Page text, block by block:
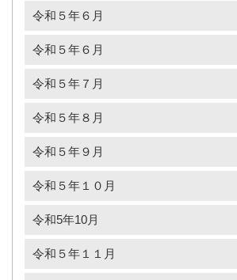
令和５年６月
令和５年６月
令和５年７月
令和５年８月
令和５年９月
令和５年１０月
令和5年10月
令和５年１１月